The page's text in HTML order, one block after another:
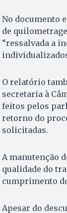
No documento
de
“ressalvada a
O relatório
secretaria à
feitos pelos
retorno do
solicitadas.
A manutenção
qualidade do
cumprimento
Apesar do